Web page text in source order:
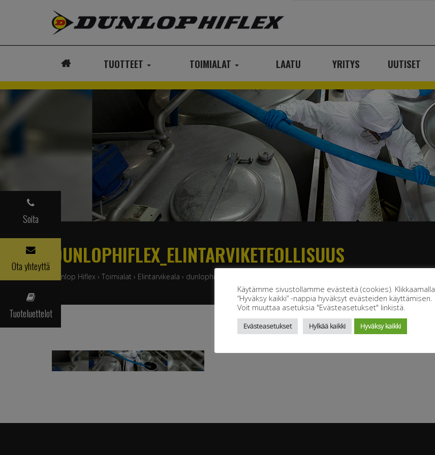
TUOTTEET TOIMIALAT LAATU YRITYS UUTISET
Soita
Ota yhteyttä
Tuoteluettelot
DUNLOPHIFLEX_ELINTARVIKETEOLLISUUS
Dunlop Hiflex › Toimialat › Elintarvikeala › dunlophiflex_elintarviketeollisuus
Käytämme sivustollamme evästeitä (cookies). Klikkaamalla
“Hyväksy kaikki” -nappia hyväksyt evästeiden käyttämisen.
Voit muuttaa asetuksia "Evästeasetukset" linkistä.
Evästeasetukset Hylkää kaikki Hyväksy kaikki